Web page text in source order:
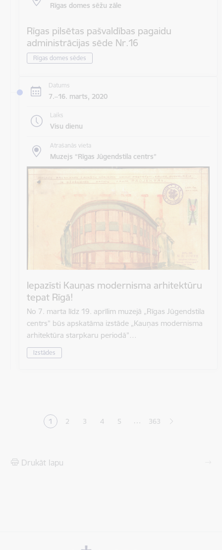
Rīgas domes sēžu zāle
Rīgas pilsētas pašvaldības pagaidu
administrācijas sēde Nr.16
Rīgas domes sēdes
Datums
7.–16. marts, 2020
Laiks
Visu dienu
Atrašanās vieta
Muzejs “Rīgas Jūgendstila centrs”
Iepazīsti Kauņas modernisma arhitektūru
tepat Rīgā!
No 7. marta līdz 19. aprīlim muzejā „Rīgas Jūgendstila
centrs” būs apskatāma izstāde „Kauņas modernisma
arhitektūra starpkaru periodā”…
Izstādes
Pašreizējā lapa
1 Lapa
2 Lapa
3 Lapa
4 Lapa
5 … 363
Drukāt lapu